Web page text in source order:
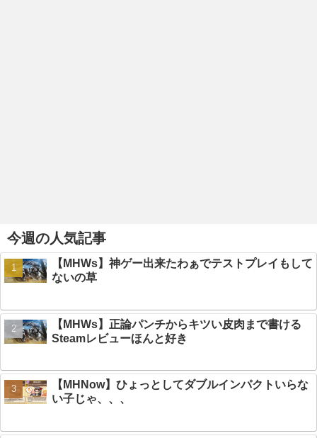
今週の人気記事
【MHWs】神ゲー出来たわぁでテストプレイもして
ないの草
【MHWs】正論パンチからキツい皮肉まで書ける
Steamレビューほんと好き
【MHNow】ひょっとしてダブルインパクトいらな
い子じゃ、、、